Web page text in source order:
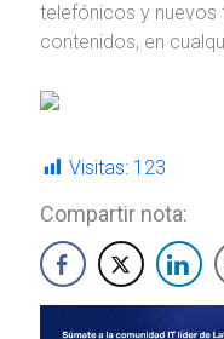
telefónicos y
contenidos, en
Visitas: 123
Compartir nota: